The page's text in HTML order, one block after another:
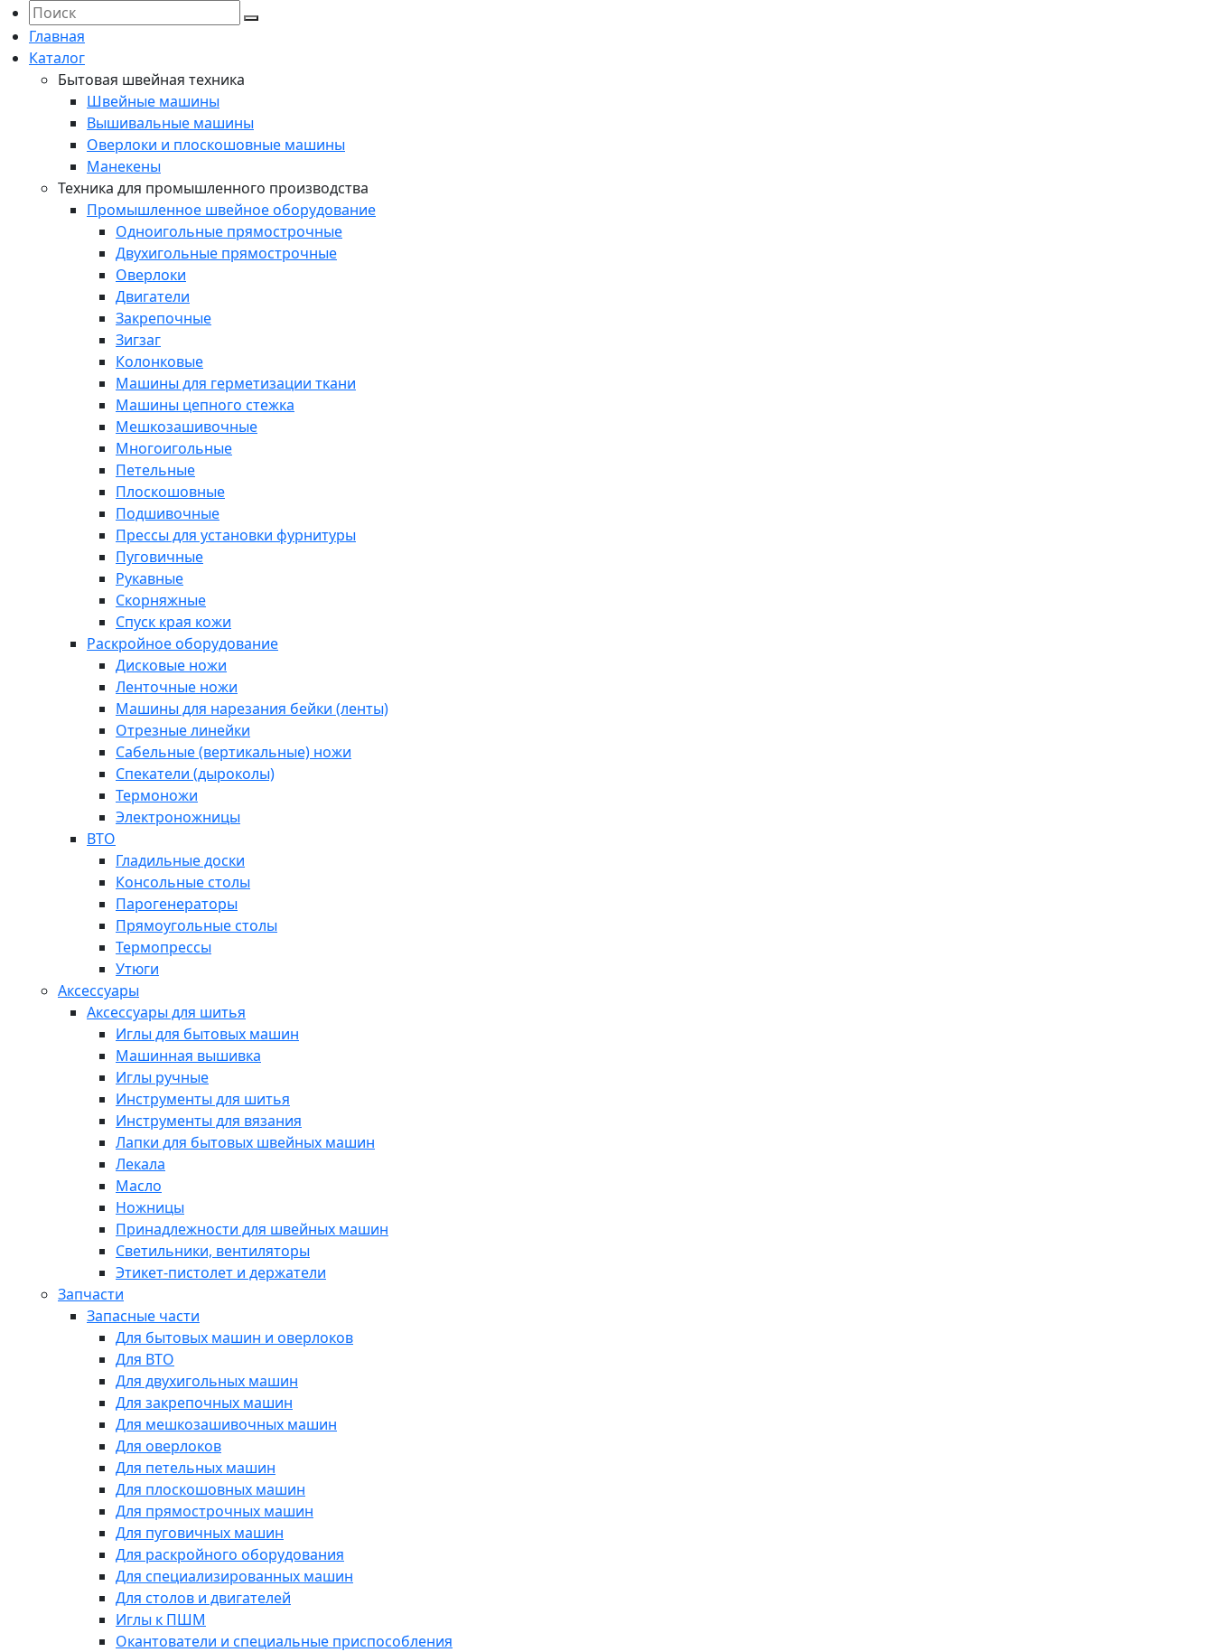
Главная
Каталог
Бытовая швейная техника
Швейные машины
Вышивальные машины
Оверлоки и плоскошовные машины
Манекены
Техника для промышленного производства
Промышленное швейное оборудование
Одноигольные прямострочные
Двухигольные прямострочные
Оверлоки
Двигатели
Закрепочные
Зигзаг
Колонковые
Машины для герметизации ткани
Машины цепного стежка
Мешкозашивочные
Многоигольные
Петельные
Плоскошовные
Подшивочные
Прессы для установки фурнитуры
Пуговичные
Рукавные
Скорняжные
Спуск края кожи
Раскройное оборудование
Дисковые ножи
Ленточные ножи
Машины для нарезания бейки (ленты)
Отрезные линейки
Сабельные (вертикальные) ножи
Спекатели (дыроколы)
Термоножи
Электроножницы
ВТО
Гладильные доски
Консольные столы
Парогенераторы
Прямоугольные столы
Термопрессы
Утюги
Аксессуары
Аксессуары для шитья
Иглы для бытовых машин
Машинная вышивка
Иглы ручные
Инструменты для шитья
Инструменты для вязания
Лапки для бытовых швейных машин
Лекала
Масло
Ножницы
Принадлежности для швейных машин
Светильники, вентиляторы
Этикет-пистолет и держатели
Запчасти
Запасные части
Для бытовых машин и оверлоков
Для ВТО
Для двухигольных машин
Для закрепочных машин
Для мешкозашивочных машин
Для оверлоков
Для петельных машин
Для плоскошовных машин
Для прямострочных машин
Для пуговичных машин
Для раскройного оборудования
Для специализированных машин
Для столов и двигателей
Иглы к ПШМ
Окантователи и специальные приспособления